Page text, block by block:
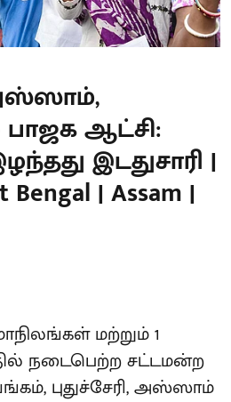
பாஜக ஆட்சி:
இடதுசாரி |
Bengal | Assam |
மற்றும் 1
நடைபெற்ற சட்டமன்ற
புதுச்சேரி, அஸ்ஸாம்